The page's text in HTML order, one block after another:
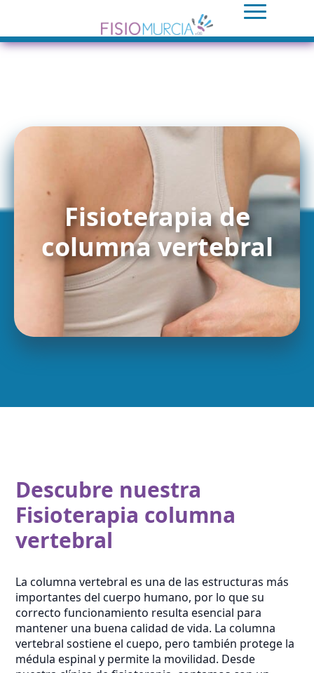
Fisioterapia de
columna vertebral
Descubre nuestra
Fisioterapia columna
vertebral
La columna vertebral es una de las estructuras más
importantes del cuerpo humano, por lo que su
correcto funcionamiento resulta esencial para
mantener una buena calidad de vida. La columna
vertebral sostiene el cuepo, pero también protege la
médula espinal y permite la movilidad. Desde